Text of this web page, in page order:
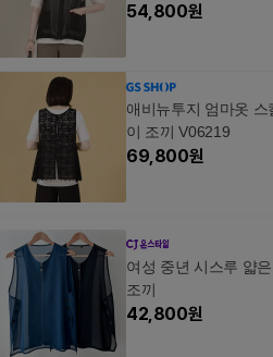
54,800원
애비뉴투지 엄마옷
이 조끼 V06219
69,800원
여성 중년 시스루 얇
조끼
42,800원